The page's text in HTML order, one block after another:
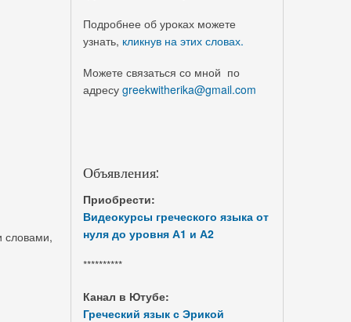
словами,
Подробнее об уроках можете
узнать, кликнув на этих словах.
Можете связаться со мной по
адресу greekwitherika@gmail.com
Объявления:
Приобрести:
Видеокурсы греческого языка от
нуля до уровня А1 и А2
**********
Канал в Ютубе:
Греческий язык с Эрикой